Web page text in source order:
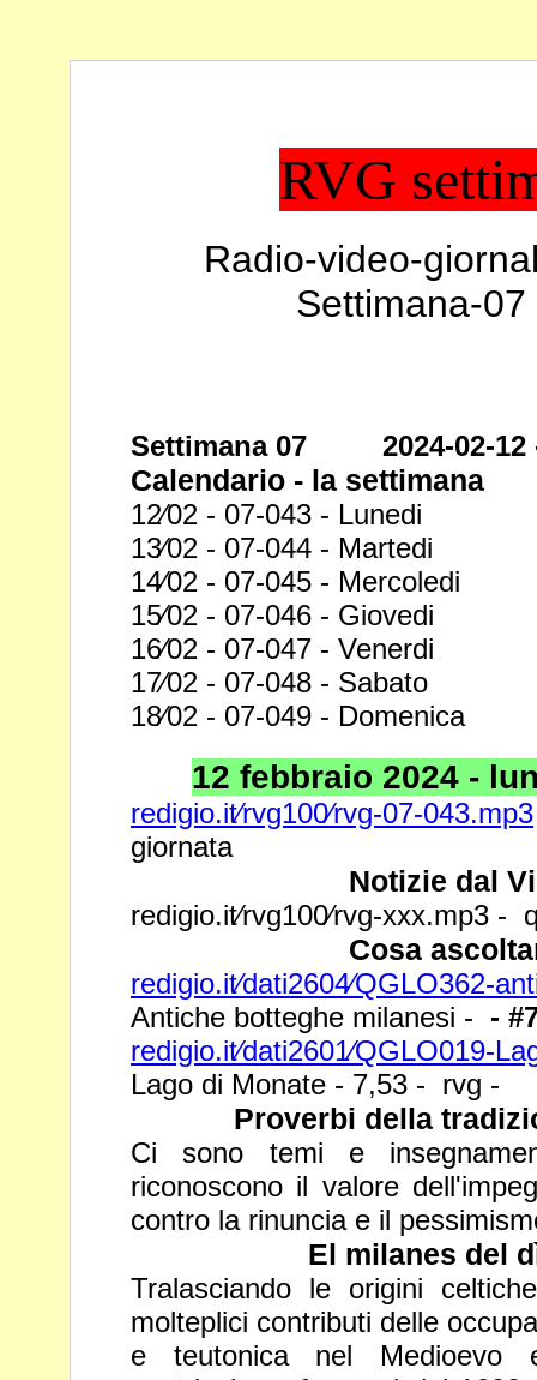
RVG
Radio-video-
Settimana-
Settimana 07 2024-02-12
Calendario - la settimana
12⁄02 - 07-043 - Lunedi
13⁄02 - 07-044 - Martedi
14⁄02 - 07-045 - Mercoledi
15⁄02 - 07-046 - Giovedi
16⁄02 - 07-047 - Venerdi
17⁄02 - 07-048 - Sabato
18⁄02 - 07-049 - Domenica
12 febbraio 2024 -
redigio.it⁄rvg100⁄rvg-07-043.mp3
giornata
Notizie dal
redigio.it⁄rvg100⁄rvg-xxx.mp3 -
Cosa
redigio.it⁄dati2604⁄QGLO362-
Antiche botteghe milanesi - -
redigio.it⁄dati2601⁄QGLO019-
Lago di Monate - 7,53 - rvg -
Proverbi della
Ci sono temi e
riconoscono il valore
contro la rinuncia e il
El milanes del
Tralasciando le origini
molteplici contributi delle
e teutonica nel Medioevo